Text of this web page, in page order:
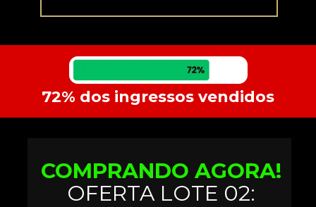
72% dos ingressos vendidos
COMPRANDO AGORA!
OFERTA LOTE 02: